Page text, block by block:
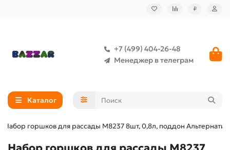
₽
+7 (499) 404-26-48
Менеджер в телеграм
Каталог
Набор горшков для рассады М8237 8шт, 0,8л, поддон